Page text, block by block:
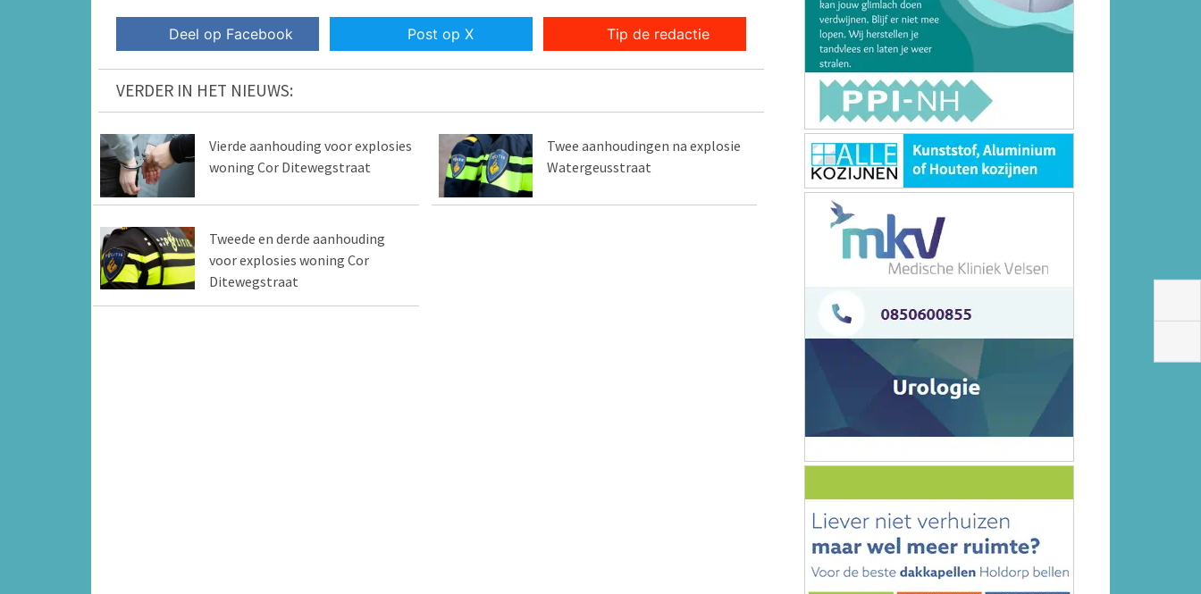
Deel op Facebook Post op X Tip de redactie
VERDER IN HET NIEUWS:
Vierde aanhouding voor explosies
woning Cor Ditewegstraat
Twee aanhoudingen na explosie
Watergeusstraat
Tweede en derde aanhouding
voor explosies woning Cor
Ditewegstraat